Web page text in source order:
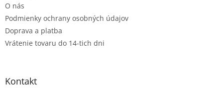
O nás
Podmienky ochrany osobných údajov
Doprava a platba
Vrátenie tovaru do 14-tich dni
Kontakt